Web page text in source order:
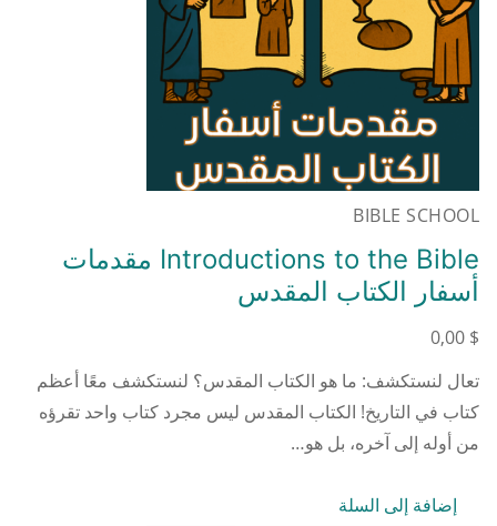
BIBLE SCHOOL
Introductions to the Bible مقدمات
أسفار الكتاب المقدس
0,00 $
تعال لنستكشف: ما هو الكتاب المقدس؟ لنستكشف معًا أعظم
كتاب في التاريخ! الكتاب المقدس ليس مجرد كتاب واحد تقرؤه
من أوله إلى آخره، بل هو…
إضافة إلى السلة